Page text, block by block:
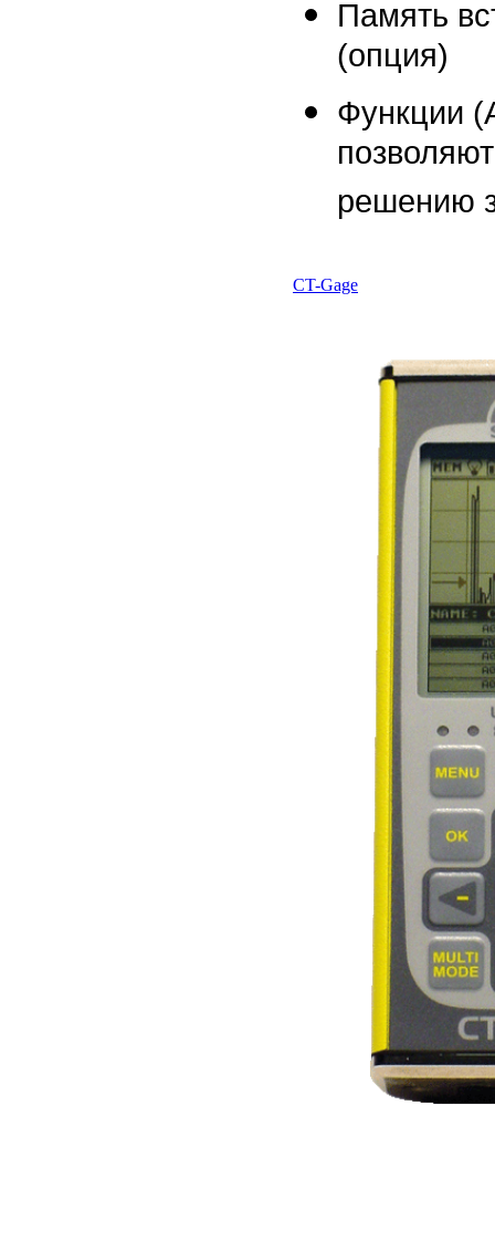
Память
(опция)
Функции
решению
CT-Gage